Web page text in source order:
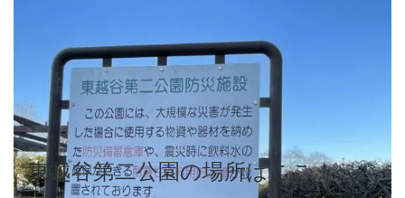
東越谷第二公園の場所はここ！